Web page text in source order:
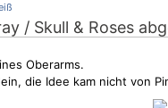
/ Skull & Roses
Oberarms.
die Idee kam nicht von